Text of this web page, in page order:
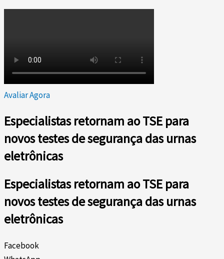
Avaliar Agora
Especialistas retornam ao TSE para
novos testes de segurança das urnas
eletrônicas
Especialistas retornam ao TSE para
novos testes de segurança das urnas
eletrônicas
Facebook